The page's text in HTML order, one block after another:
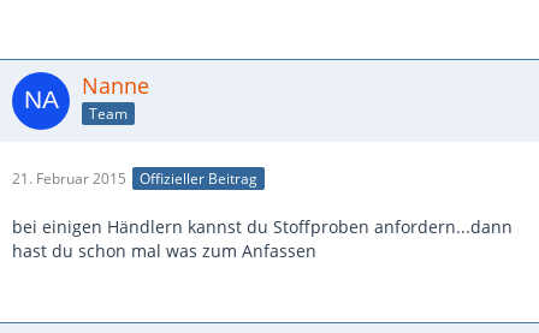
Nanne
Team
21. Februar 2015 Offizieller Beitrag
bei einigen Händlern kannst du Stoffproben anfordern...dann
hast du schon mal was zum Anfassen